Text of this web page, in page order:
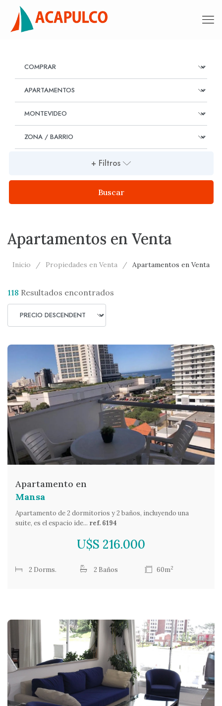
+ Filtros
Buscar
Apartamentos en Venta
Inicio Propiedades en Venta Apartamentos en Venta
118 Resultados encontrados
Apartamento en
Mansa
Apartamento de 2 dormitorios y 2 baños, incluyendo una
suite, es el espacio ide... ref. 6194
U$S 216.000
2 Dorms. 2 Baños 60m2